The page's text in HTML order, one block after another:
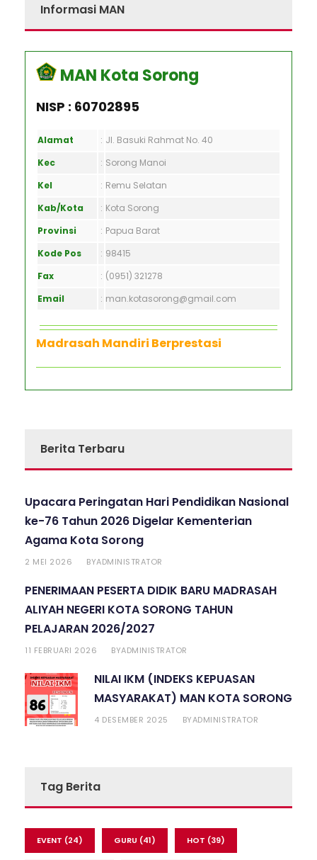
Informasi MAN
MAN Kota Sorong
NISP : 60702895
Alamat : Jl. Basuki Rahmat No. 40
Kec
: Sorong Manoi
Kel
: Remu Selatan
Kab/Kota
: Kota Sorong
Provinsi
: Papua Barat
Kode Pos
: 98415
Fax
: (0951) 321278
Email
: man.kotasorong@gmail.com
Madrasah Mandiri Berprestasi
Berita Terbaru
Upacara Peringatan Hari Pendidikan Nasional
ke-76 Tahun 2026 Digelar Kementerian
Agama Kota Sorong
2 MEI 2026 BYADMINISTRATOR
PENERIMAAN PESERTA DIDIK BARU MADRASAH
ALIYAH NEGERI KOTA SORONG TAHUN
PELAJARAN 2026/2027
11 FEBRUARI 2026 BYADMINISTRATOR
NILAI IKM (INDEKS KEPUASAN
MASYARAKAT) MAN KOTA SORONG
4 DESEMBER 2025 BYADMINISTRATOR
Tag Berita
EVENT (24) GURU (41) HOT (39)